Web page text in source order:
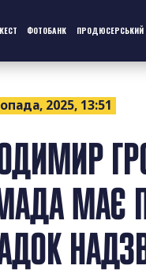
ФОТОБАНК ПРОДЮСЕРСЬКИЙ
2025, 13:51
МАЄ